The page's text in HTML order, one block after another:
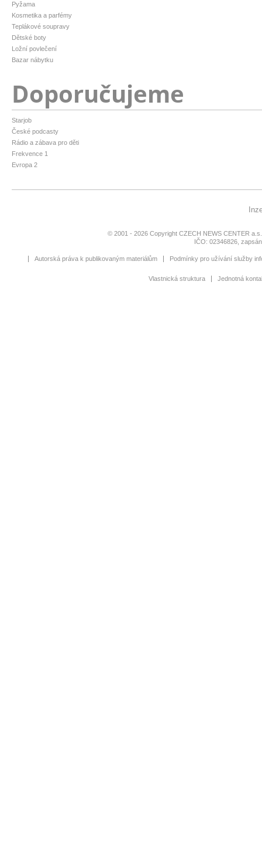
Pyžama
Kosmetika a parfémy
Teplákové soupravy
Dětské boty
Ložní povlečení
Bazar nábytku
Doporučujeme
Starjob
České podcasty
Rádio a zábava pro děti
Frekvence 1
Evropa 2
© 2001 - 2026 Copyright CZECH NEWS CENTER
IČO: 02346826,
Autorská práva k publikovaným materiálům Podmínky pro užívání služby
Vlastnická struktura Jednotná